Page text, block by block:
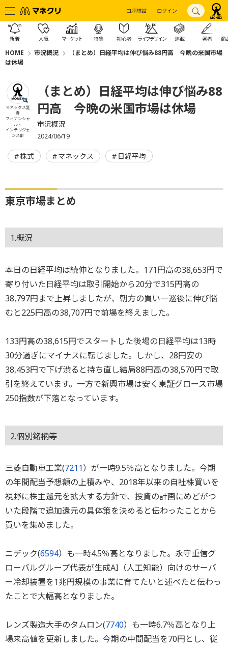
口座開設 ログイン
新着 人気 マーケット 特集 初心者 ライフデザイン 連載 著者 商
HOME 市況概況
（まとめ）日経平均は伸び悩み88円高 今晩の米国市場
は休場
マネックス証
券
フィナンシャ
ル・
インテリジェ
ンス部
（まとめ）日経平均は伸び悩み88
円高 今晩の米国市場は休場
市況概況
2024/06/19
株式 マネックス 日経平均
東京市場まとめ
1.概況
本日の日経平均は続伸となりました。171円高の38,653円で
寄り付いた日経平均は取引開始から20分で315円高の
38,797円まで上昇しましたが、朝方の買い一巡後に伸び悩
むと225円高の38,707円で前場を終えました。
133円高の38,615円でスタートした後場の日経平均は13時
30分過ぎにマイナスに転じました。しかし、28円安の
38,453円で下げ渋ると持ち直し結局88円高の38,570円で取
引を終えています。一方で新興市場は安く東証グロース市場
250指数が下落となっています。
2.個別銘柄等
三菱自動車工業(7211）が一時9.5％高となりました。今期
の年間配当予想額の上積みや、2018年以来の自社株買いを
視野に株主還元を拡大する方針で、投資の計画にめどがつ
いた段階で追加還元の具体策を決めると伝わったことから
買いを集めました。
ニデック(6594）も一時4.5％高となりました。永守重信グ
ローバルグループ代表が生成AI（人工知能）向けのサーバ
ー冷却装置を1兆円規模の事業に育てたいと述べたと伝わっ
たことで大幅高となりました。
レンズ製造大手のタムロン(7740）も一時6.7％高となり上
場来高値を更新しました。今期の中間配当を70円とし、従